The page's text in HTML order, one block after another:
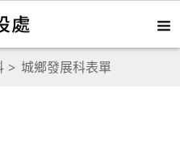
城鄉發展科表單